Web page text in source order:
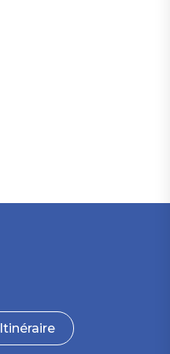
Itinéraire